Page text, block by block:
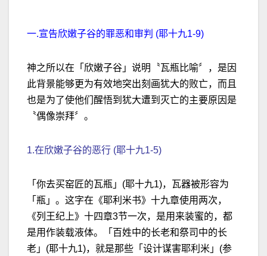
一.宣告欣嫩子谷的罪恶和审判 (耶十九1-9)
神之所以在「欣嫩子谷」说明〝瓦瓶比喻〞，是因
此背景能够更为有效地突出刻画犹大的败亡，而且
也是为了使他们醒悟到犹大遭到灭亡的主要原因是
〝偶像崇拜〞。
1.在欣嫩子谷的恶行 (耶十九1-5)
「你去买窑匠的瓦瓶」(耶十九1)，瓦器被形容为
「瓶」。这字在《耶利米书》十九章使用两次，
《列王纪上》十四章3节一次，是用来装蜜的，都
是用作装载液体。「百姓中的长老和祭司中的长
老」(耶十九1)，就是那些「设计谋害耶利米」(参